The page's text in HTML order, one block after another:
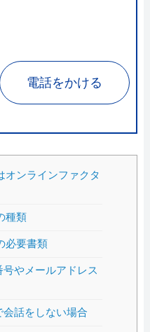
電話をかける
オンラインファクタ
種類
必要書類
やメールアドレス
話をしない場合